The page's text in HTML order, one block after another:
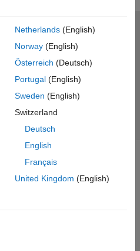
Netherlands(English)
Norway(English)
Österreich (Deutsch)
Portugal(English)
Sweden (English)
Switzerland
Deutsch
English
Français
United Kingdom (English)
プライバシー ポリシー
ション ステータス
Inc.